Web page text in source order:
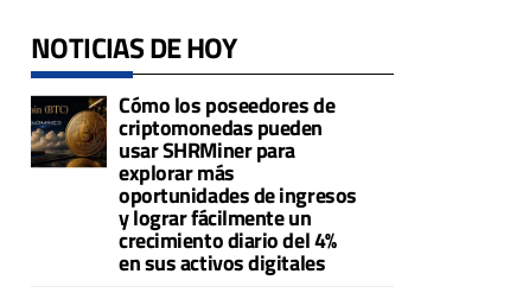
NOTICIAS DE HOY
Cómo los poseedores de
criptomonedas pueden
usar SHRMiner para
explorar más
oportunidades de ingresos
y lograr fácilmente un
crecimiento diario del 4%
en sus activos digitales